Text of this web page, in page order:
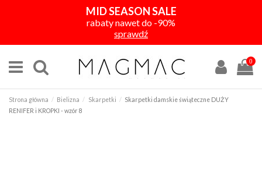
MID SEASON SALE
rabaty nawet do -90%
sprawdź
0
Strona główna Bielizna Skarpetki
Skarpetki damskie świąteczne DUŻY
RENIFER i KROPKI - wzór 8